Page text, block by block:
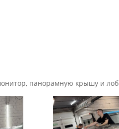
панорамную крышу и